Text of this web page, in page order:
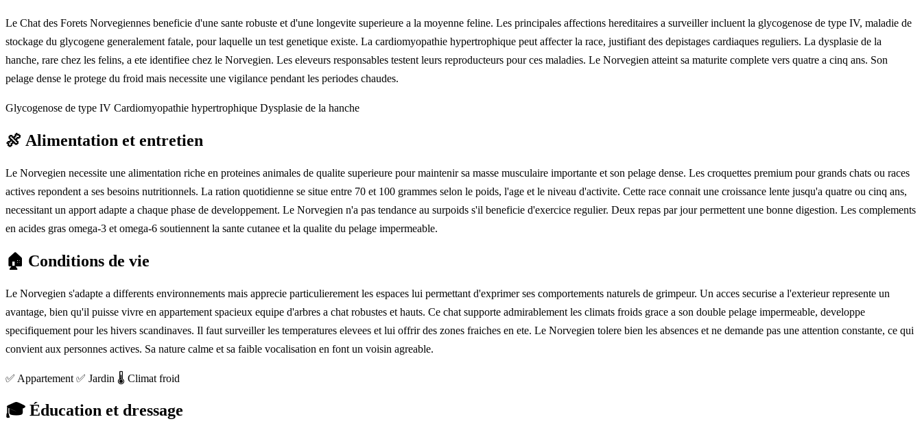
Le Chat des Forets Norvegiennes beneficie d'une sante robuste et d'une longevite superieure a la moyenne feline. Les principales affections hereditaires a surveiller incluent la glycogenose de type IV, maladie de
stockage du glycogene generalement fatale, pour laquelle un test genetique existe. La cardiomyopathie hypertrophique peut affecter la race, justifiant des depistages cardiaques reguliers. La dysplasie de la
hanche, rare chez les felins, a ete identifiee chez le Norvegien. Les eleveurs responsables testent leurs reproducteurs pour ces maladies. Le Norvegien atteint sa maturite complete vers quatre a cinq ans. Son
pelage dense le protege du froid mais necessite une vigilance pendant les periodes chaudes.
Glycogenose de type IV Cardiomyopathie hypertrophique Dysplasie de la hanche
🍖 Alimentation et entretien
Le Norvegien necessite une alimentation riche en proteines animales de qualite superieure pour maintenir sa masse musculaire importante et son pelage dense. Les croquettes premium pour grands chats ou races
actives repondent a ses besoins nutritionnels. La ration quotidienne se situe entre 70 et 100 grammes selon le poids, l'age et le niveau d'activite. Cette race connait une croissance lente jusqu'a quatre ou cinq ans,
necessitant un apport adapte a chaque phase de developpement. Le Norvegien n'a pas tendance au surpoids s'il beneficie d'exercice regulier. Deux repas par jour permettent une bonne digestion. Les complements
en acides gras omega-3 et omega-6 soutiennent la sante cutanee et la qualite du pelage impermeable.
🏠 Conditions de vie
Le Norvegien s'adapte a differents environnements mais apprecie particulierement les espaces lui permettant d'exprimer ses comportements naturels de grimpeur. Un acces securise a l'exterieur represente un
avantage, bien qu'il puisse vivre en appartement spacieux equipe d'arbres a chat robustes et hauts. Ce chat supporte admirablement les climats froids grace a son double pelage impermeable, developpe
specifiquement pour les hivers scandinaves. Il faut surveiller les temperatures elevees et lui offrir des zones fraiches en ete. Le Norvegien tolere bien les absences et ne demande pas une attention constante, ce qui
convient aux personnes actives. Sa nature calme et sa faible vocalisation en font un voisin agreable.
✅ Appartement ✅ Jardin 🌡️ Climat froid
🎓 Éducation et dressage